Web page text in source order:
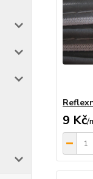
9 Kč/